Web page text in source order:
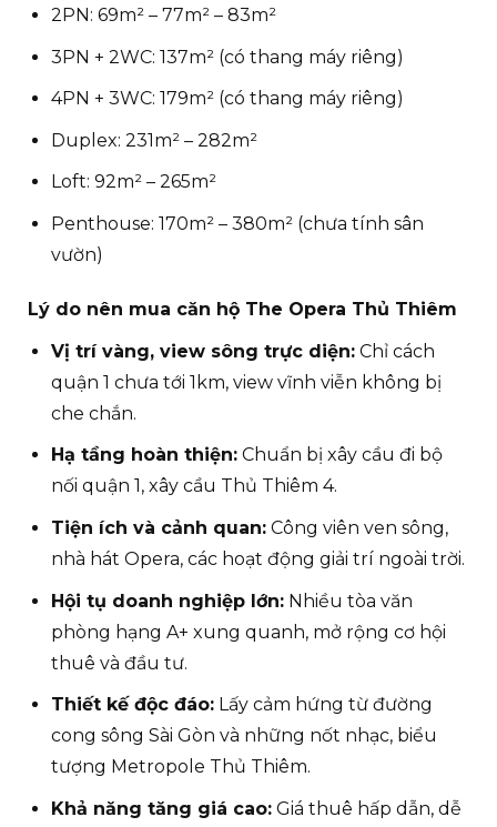
2PN: 69m² – 77m² – 83m²
3PN + 2WC: 137m² (có thang máy riêng)
4PN + 3WC: 179m² (có thang máy riêng)
Duplex: 231m² – 282m²
Loft: 92m² – 265m²
Penthouse: 170m² – 380m² (chưa tính sân
vườn)
Lý do nên mua căn hộ The Opera Thủ Thiêm
Vị trí vàng, view sông trực diện:Chỉ cách
quận 1 chưa tới 1km, view vĩnh viễn không bị
che chắn.
Hạ tầng hoàn thiện:Chuẩn bị xây cầu đi bộ
nối quận 1, xây cầu Thủ Thiêm 4.
Tiện ích và cảnh quan:Công viên ven sông,
nhà hát Opera, các hoạt động giải trí ngoài trời.
Hội tụ doanh nghiệp lớn:Nhiều tòa văn
phòng hạng A+ xung quanh, mở rộng cơ hội
thuê và đầu tư.
Thiết kế độc đáo:Lấy cảm hứng từ đường
cong sông Sài Gòn và những nốt nhạc, biểu
tượng Metropole Thủ Thiêm.
Khả năng tăng giá cao:Giá thuê hấp dẫn, dễ